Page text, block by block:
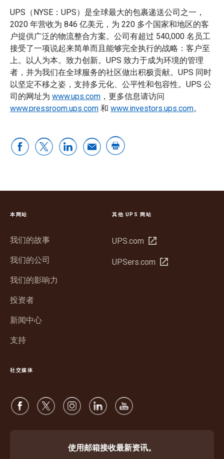
UPS（NYSE：UPS）是全球最大的包裹递送公司之一，
2020 年营收为 846 亿美元，为 220 多个国家和地区的客
户提供广泛的物流整合方案。公司有超过 540,000 名员工
接受了一项说起来简单而且能够完全执行的战略：客户至
上。以人为本。致力创新。UPS 致力于成为环境的管理
者，并为我们在全球服务的社区做出积极贡献。UPS 同时
以坚定不移之姿，支持多元化、公平性和包容性。UPS 公
司的网址为 www.ups.com ，更多信息请访问
www.pressroom.ups.com 和 www.investors.ups.com。
本网站
我们的故事
我们的公司
我们的影响力
投资者
新闻中心
支持
其他 UPS 网站
UPS.com 在
窗
UPSers.com 在
社交媒体
使用邮箱接收最新资讯。